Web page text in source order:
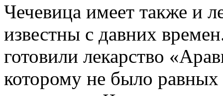
Чечевица имеет также и
известны с давних
готовили лекарство
которому не было